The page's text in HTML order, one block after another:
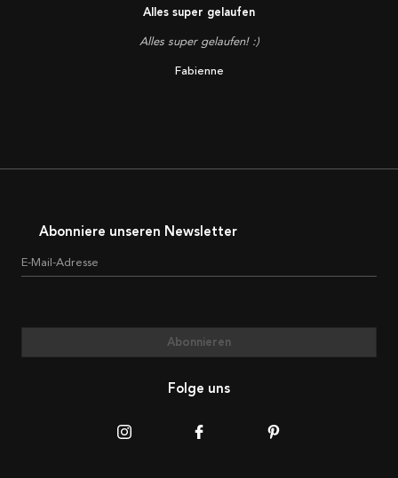
Alles super gelaufen
Alles super gelaufen! :)
Fabienne
Abonniere unseren Newsletter
E-Mail-Adresse
Abonnieren
Folge uns